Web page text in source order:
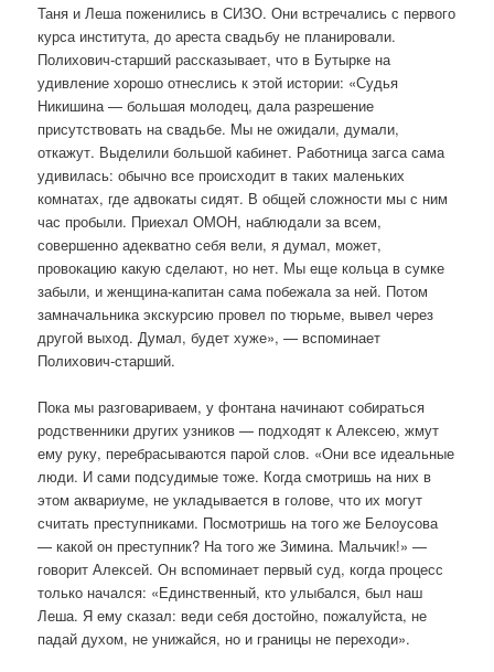
Таня и Леша поженились в СИЗО. Они встречались с первого
курса института, до ареста свадьбу не планировали.
Полихович-старший рассказывает, что в Бутырке на
удивление хорошо отнеслись к этой истории: «Судья
Никишина — большая молодец, дала разрешение
присутствовать на свадьбе. Мы не ожидали, думали,
откажут. Выделили большой кабинет. Работница загса сама
удивилась: обычно все происходит в таких маленьких
комнатах, где адвокаты сидят. В общей сложности мы с ним
час пробыли. Приехал ОМОН, наблюдали за всем,
совершенно адекватно себя вели, я думал, может,
провокацию какую сделают, но нет. Мы еще кольца в сумке
забыли, и женщина-капитан сама побежала за ней. Потом
замначальника экскурсию провел по тюрьме, вывел через
другой выход. Думал, будет хуже», — вспоминает
Полихович-старший.
Пока мы разговариваем, у фонтана начинают собираться
родственники других узников — подходят к Алексею, жмут
ему руку, перебрасываются парой слов. «Они все идеальные
люди. И сами подсудимые тоже. Когда смотришь на них в
этом аквариуме, не укладывается в голове, что их могут
считать преступниками. Посмотришь на того же Белоусова
— какой он преступник? На того же Зимина. Мальчик!» —
говорит Алексей. Он вспоминает первый суд, когда процесс
только начался: «Единственный, кто улыбался, был наш
Леша. Я ему сказал: веди себя достойно, пожалуйста, не
падай духом, не унижайся, но и границы не переходи».